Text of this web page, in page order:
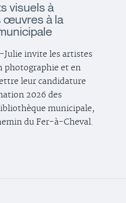
visuels à
œuvres à la
Julie invite les artistes
photographie et en
leur candidature
2026 des
municipale,
du Fer-à-Cheval.